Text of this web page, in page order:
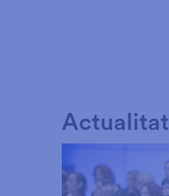
Actualitat